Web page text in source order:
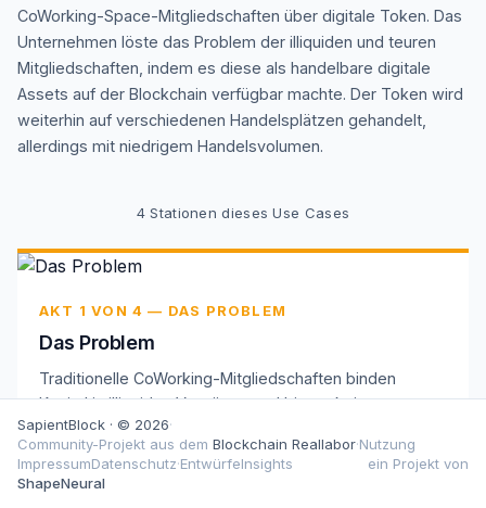
CoWorking-Space-Mitgliedschaften über digitale Token. Das
Unternehmen löste das Problem der illiquiden und teuren
Mitgliedschaften, indem es diese als handelbare digitale
Assets auf der Blockchain verfügbar machte. Der Token wird
weiterhin auf verschiedenen Handelsplätzen gehandelt,
allerdings mit niedrigem Handelsvolumen.
4 Stationen dieses Use Cases
AKT 1 VON 4 — DAS PROBLEM
Das Problem
Traditionelle CoWorking-Mitgliedschaften binden
Kapital in illiquiden Verträgen und bieten keine
Möglichkeit zum Weiterverkauf oder Transfer. Nutzer
zahlen hohe Gebühren für starre Zugangsrechte ohne
Handelswert.
SapientBlock · © 2026·
Community-Projekt aus dem Blockchain Reallabor·Nutzung
ImpressumDatenschutz·EntwürfeInsights
ein Projekt von
ShapeNeural